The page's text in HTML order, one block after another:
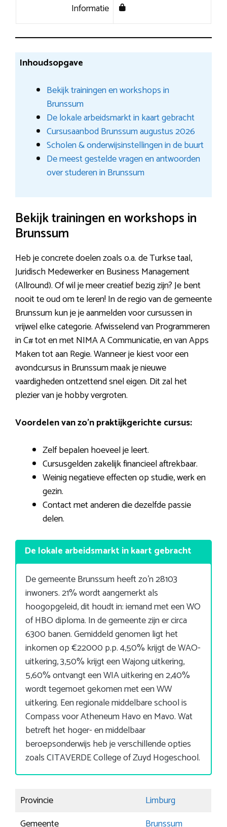
Informatie
Inhoudsopgave
Bekijk trainingen en workshops in
Brunssum
De lokale arbeidsmarkt in kaart gebracht
Cursusaanbod Brunssum augustus 2026
Scholen & onderwijsinstellingen in de buurt
De meest gestelde vragen en antwoorden
over studeren in Brunssum
Bekijk trainingen en workshops in
Brunssum
Heb je concrete doelen zoals o.a. de Turkse taal,
Juridisch Medewerker en Business Management
(Allround). Of wil je meer creatief bezig zijn? Je bent
nooit te oud om te leren! In de regio van de gemeente
Brunssum kun je je aanmelden voor cursussen in
vrijwel elke categorie. Afwisselend van Programmeren
in C# tot en met NIMA A Communicatie, en van Apps
Maken tot aan Regie. Wanneer je kiest voor een
avondcursus in Brunssum maak je nieuwe
vaardigheden ontzettend snel eigen. Dit zal het
plezier van je hobby vergroten.
Voordelen van zo’n praktijkgerichte cursus:
Zelf bepalen hoeveel je leert.
Cursusgelden zakelijk financieel aftrekbaar.
Weinig negatieve effecten op studie, werk en
gezin.
Contact met anderen die dezelfde passie
delen.
De lokale arbeidsmarkt in kaart gebracht
De gemeente Brunssum heeft zo’n 28103
inwoners. 21% wordt aangemerkt als
hoogopgeleid, dit houdt in: iemand met een WO
of HBO diploma. In de gemeente zijn er circa
6300 banen. Gemiddeld genomen ligt het
inkomen op €22000 p.p. 4,50% krijgt de WAO-
uitkering, 3,50% krijgt een Wajong uitkering,
5,60% ontvangt een WIA uitkering en 2,40%
wordt tegemoet gekomen met een WW
uitkering. Een regionale middelbare school is
Compass voor Atheneum Havo en Mavo. Wat
betreft het hoger- en middelbaar
beroepsonderwijs heb je verschillende opties
zoals CITAVERDE College of Zuyd Hogeschool.
Provincie
Limburg